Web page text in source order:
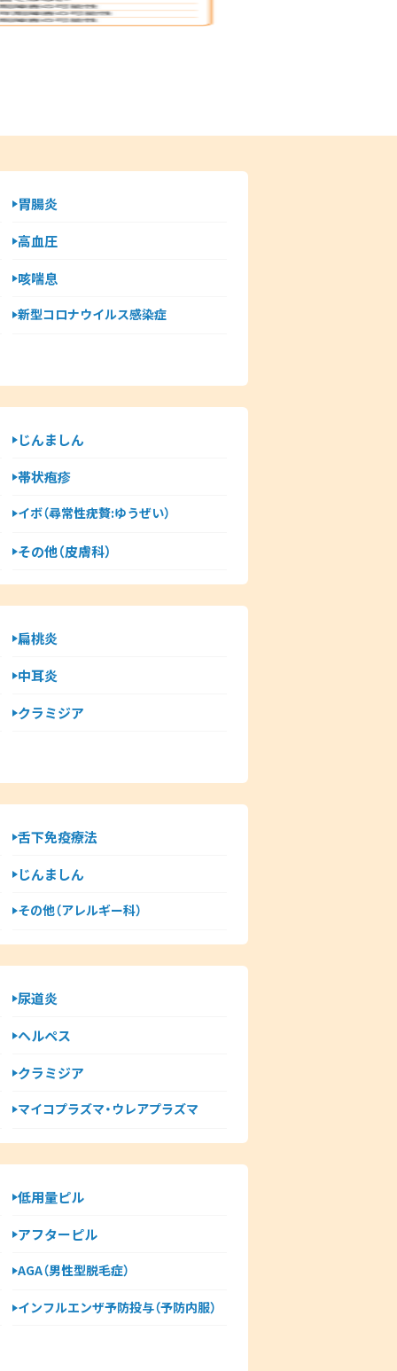
胃腸炎
高血圧
咳喘息
新型コロナウイルス感染症
じんましん
帯状疱疹
イボ（尋常性疣贅:ゆうぜい）
その他（皮膚科）
扁桃炎
中耳炎
クラミジア
舌下免疫療法
じんましん
その他（アレルギー科）
尿道炎
ヘルペス
クラミジア
マイコプラズマ・ウレアプラズマ
低用量ピル
アフターピル
AGA（男性型脱毛症）
インフルエンザ予防投与（予防内服）